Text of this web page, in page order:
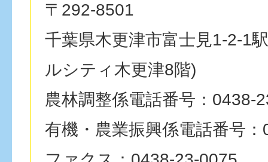
〒292-8501
千葉県木更津市富士見1-2-1
ルシティ木更津8階)
農林調整係電話番号：0438-
有機・農業振興係電話番号